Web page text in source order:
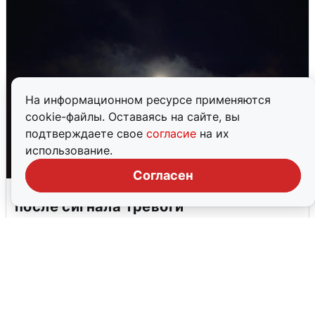
На информационном ресурсе применяются
cookie-файлы. Оставаясь на сайте, вы
подтверждаете свое согласие на их
использование.
Согласен
В Воронеже прогремели взрывы
после сигнала тревоги